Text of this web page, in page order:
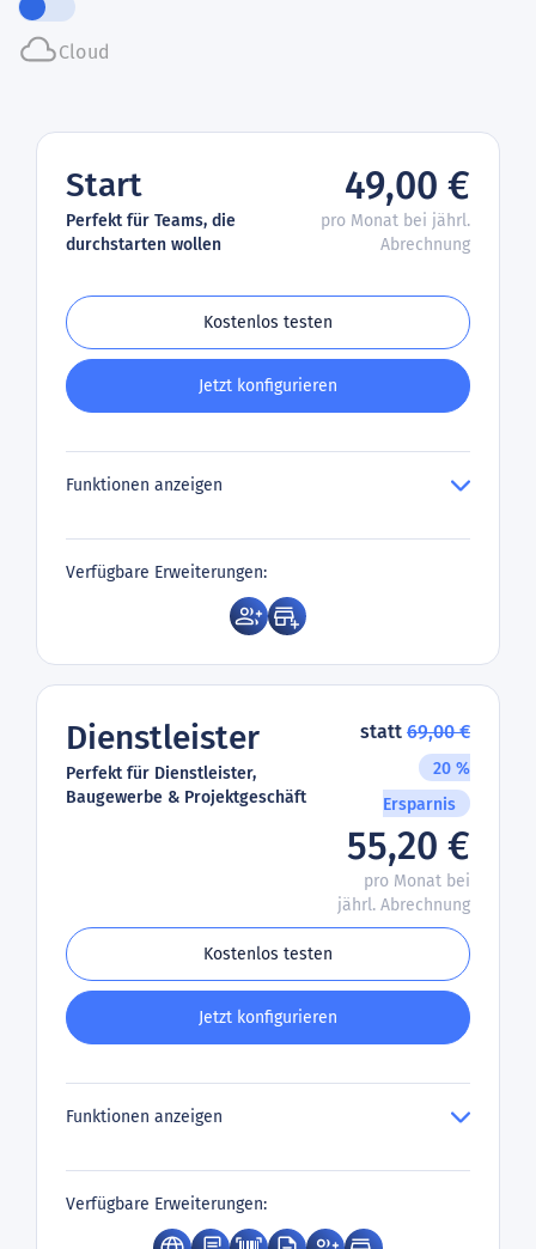
Cloud
Start
Perfekt für Teams, die
durchstarten wollen
49,00 €
pro Monat bei jährl.
Abrechnung
Kostenlos testen
Jetzt konfigurieren
Funktionen anzeigen
Verfügbare Erweiterungen:
Dienstleister
Perfekt für Dienstleister,
Baugewerbe & Projektgeschäft
statt 69,00 €
20 %
Ersparnis
55,20 €
pro Monat bei
jährl. Abrechnung
Kostenlos testen
Jetzt konfigurieren
Funktionen anzeigen
Verfügbare Erweiterungen: